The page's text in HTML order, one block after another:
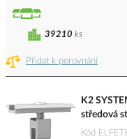
Přidat k porovnání
39210 ks
K2
středová
Kód